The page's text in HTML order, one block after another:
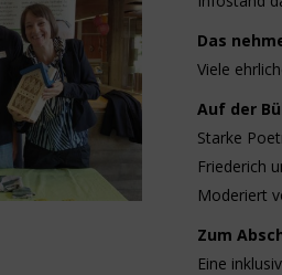
Das
Viele
Auf der
Starke
Friederich
Moderiert
Zum
Eine